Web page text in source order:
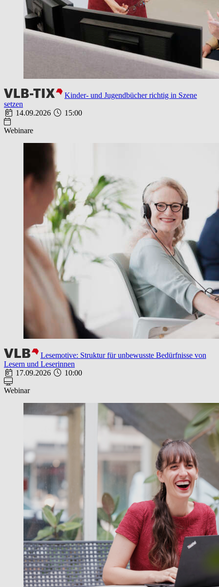
Kinder- und Jugendbücher richtig in Szene
setzen
14.09.2026
15:00
Webinare
Lesemotive: Struktur für unbewusste Bedürfnisse von
Lesern und Leserinnen
17.09.2026
10:00
Webinar